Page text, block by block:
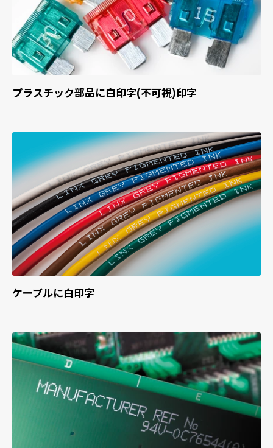
プラスチック部品に白印字(不可視)印字
ケーブルに白印字